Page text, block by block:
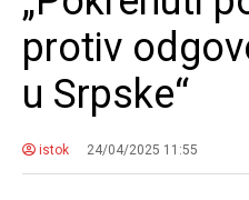
protiv
u Srpske“
istok 24/04/2025 11:55